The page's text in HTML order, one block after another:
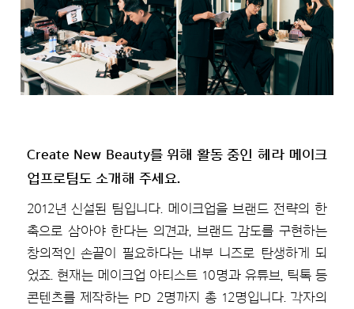
Create New Beauty를 위해 활동 중인 헤라 메이크
업프로팀도 소개해 주세요.
2012년 신설된 팀입니다. 메이크업을 브랜드 전략의 한
축으로 삼아야 한다는 의견과, 브랜드 감도를 구현하는
창의적인 손끝이 필요하다는 내부 니즈로 탄생하게 되
었죠. 현재는 메이크업 아티스트 10명과 유튜브, 틱톡 등
콘텐츠를 제작하는 PD 2명까지 총 12명입니다. 각자의